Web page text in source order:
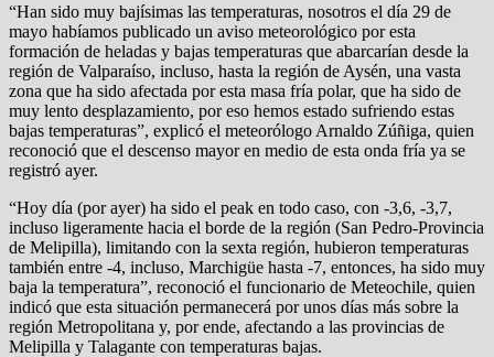
“Han sido muy bajísimas las temperaturas, nosotros el día 29 de
mayo habíamos publicado un aviso meteorológico por esta
formación de heladas y bajas temperaturas que abarcarían desde la
región de Valparaíso, incluso, hasta la región de Aysén, una vasta
zona que ha sido afectada por esta masa fría polar, que ha sido de
muy lento desplazamiento, por eso hemos estado sufriendo estas
bajas temperaturas”, explicó el meteorólogo Arnaldo Zúñiga, quien
reconoció que el descenso mayor en medio de esta onda fría ya se
registró ayer.
“Hoy día (por ayer) ha sido el peak en todo caso, con -3,6, -3,7,
incluso ligeramente hacia el borde de la región (San Pedro-Provincia
de Melipilla), limitando con la sexta región, hubieron temperaturas
también entre -4, incluso, Marchigüe hasta -7, entonces, ha sido muy
baja la temperatura”, reconoció el funcionario de Meteochile, quien
indicó que esta situación permanecerá por unos días más sobre la
región Metropolitana y, por ende, afectando a las provincias de
Melipilla y Talagante con temperaturas bajas.